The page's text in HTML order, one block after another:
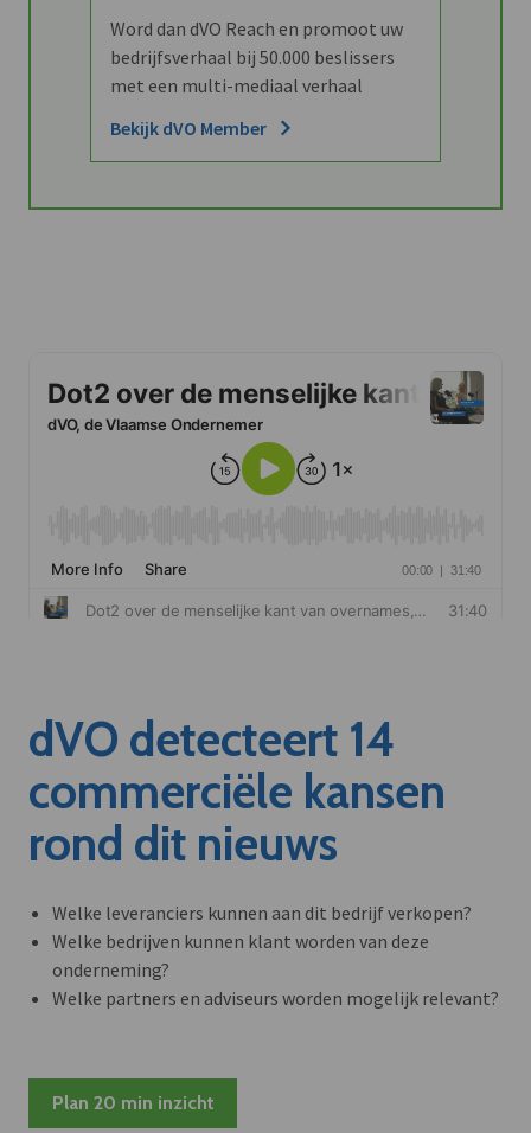
Word dan dVO Reach en promoot uw
bedrijfsverhaal bij 50.000 beslissers
met een multi-mediaal verhaal
Bekijk dVO Member
dVO detecteert 14
commerciële kansen
rond dit nieuws
Welke leveranciers kunnen aan dit bedrijf verkopen?
Welke bedrijven kunnen klant worden van deze
onderneming?
Welke partners en adviseurs worden mogelijk relevant?
Plan 20 min inzicht